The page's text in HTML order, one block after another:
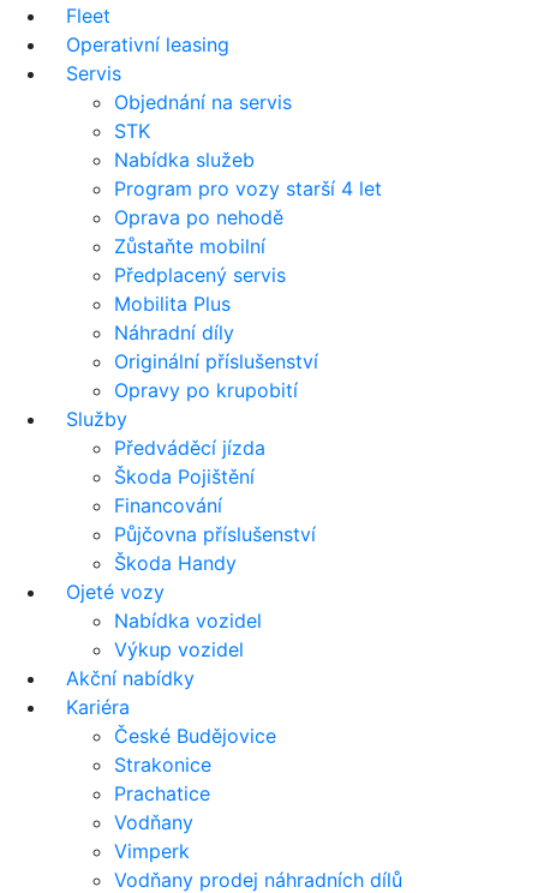
Fleet
Operativní leasing
Servis
Objednání na servis
STK
Nabídka služeb
Program pro vozy starší 4 let
Oprava po nehodě
Zůstaňte mobilní
Předplacený servis
Mobilita Plus
Náhradní díly
Originální příslušenství
Opravy po krupobití
Služby
Předváděcí jízda
Škoda Pojištění
Financování
Půjčovna příslušenství
Škoda Handy
Ojeté vozy
Nabídka vozidel
Výkup vozidel
Akční nabídky
Kariéra
České Budějovice
Strakonice
Prachatice
Vodňany
Vimperk
Vodňany prodej náhradních dílů